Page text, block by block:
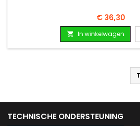
Prijs
€ 36,30
 In winkelwagen
TECHNISCHE ONDERSTEUNING